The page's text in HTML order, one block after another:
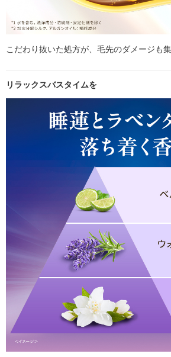
こだわり抜いた処方が、毛先のダメージも
リラックスバスタイムを